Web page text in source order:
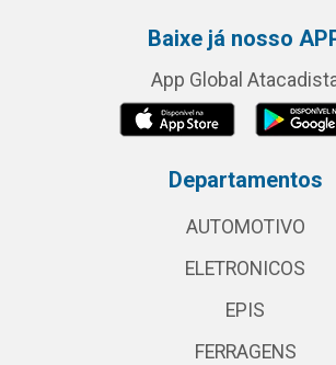
Baixe já nosso
App Global
Departamentos
AUTOMOTIVO
ELETRONICOS
EPIS
FERRAGENS